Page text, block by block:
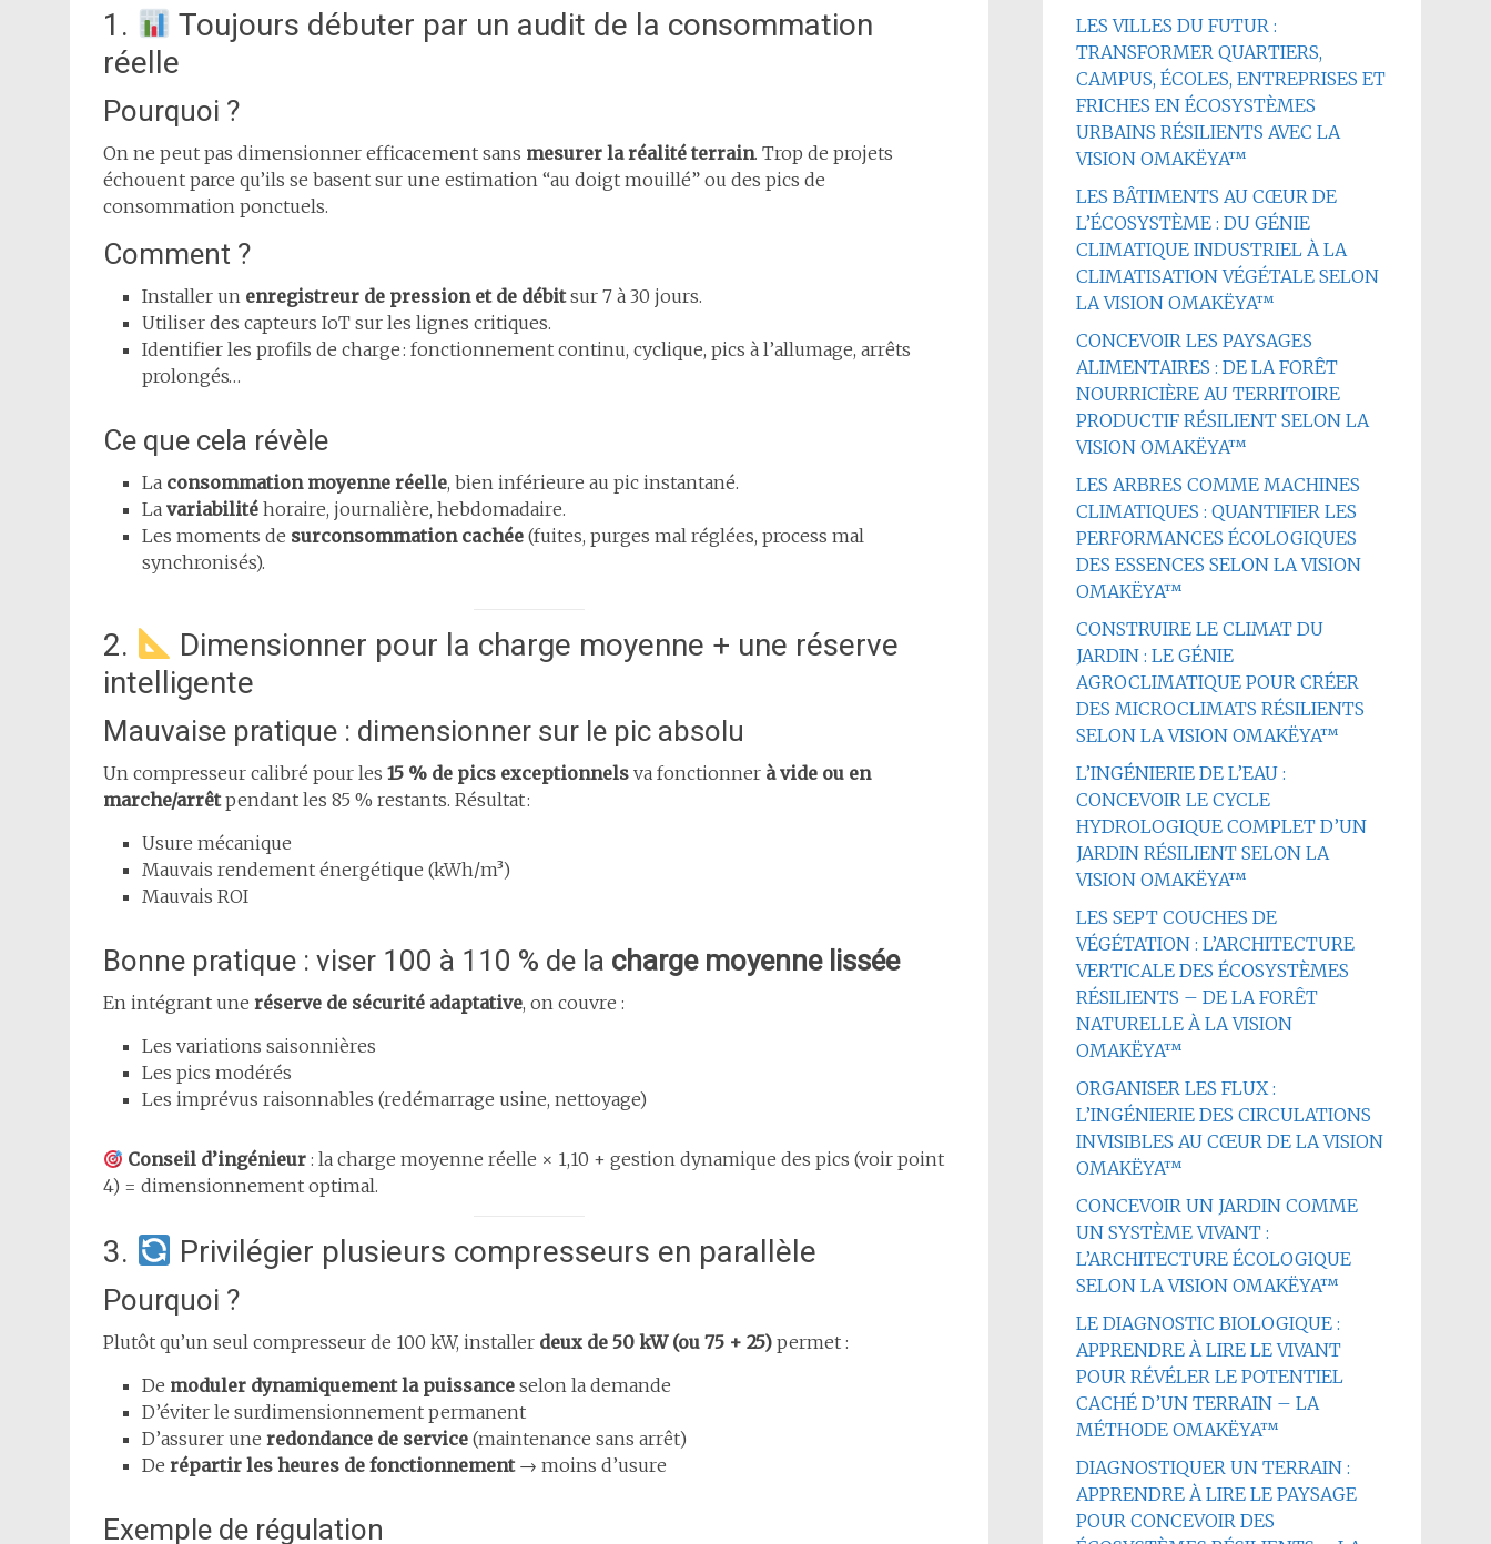
1.
Toujours débuter par un audit de la consommation
réelle
Pourquoi ?
On ne peut pas dimensionner efficacement sans mesurer la réalité terrain. Trop de projets
échouent parce qu’ils se basent sur une estimation “au doigt mouillé” ou des pics de
consommation ponctuels.
Comment ?
Installer un enregistreur de pression et de débitsur 7 à 30 jours.
Utiliser des capteurs IoT sur les lignes critiques.
Identifier les profils de charge : fonctionnement continu, cyclique, pics à l’allumage, arrêts
prolongés…
Ce que cela révèle
La consommation moyenne réelle, bien inférieure au pic instantané.
La variabilité horaire, journalière, hebdomadaire.
Les moments de surconsommation cachée (fuites, purges mal réglées, process mal
synchronisés).
2.
Dimensionner pour la charge moyenne + une réserve
intelligente
Mauvaise pratique : dimensionner sur le pic absolu
Un compresseur calibré pour les 15 % de pics exceptionnels va fonctionner à vide ou en
marche/arrêtpendant les 85 % restants. Résultat :
Usure mécanique
Mauvais rendement énergétique (kWh/m³)
Mauvais ROI
Bonne pratique : viser 100 à 110 % de la charge moyenne lissée
En intégrant une réserve de sécurité adaptative, on couvre :
Les variations saisonnières
Les pics modérés
Les imprévus raisonnables (redémarrage usine, nettoyage)
Conseil d’ingénieur : la charge moyenne réelle × 1,10 + gestion dynamique des pics (voir point
4) = dimensionnement optimal.
3. Privilégier plusieurs compresseurs en parallèle
Pourquoi ?
Plutôt qu’un seul compresseur de 100 kW, installer deux de 50 kW (ou 75 + 25) permet :
De moduler dynamiquement la puissance selon la demande
D’éviter le surdimensionnement permanent
D’assurer une redondance de service (maintenance sans arrêt)
De répartir les heures de fonctionnement→ moins d’usure
Exemple de régulation
LES VILLES DU FUTUR :
TRANSFORMER QUARTIERS,
CAMPUS, ÉCOLES, ENTREPRISES ET
FRICHES EN ÉCOSYSTÈMES
URBAINS RÉSILIENTS AVEC LA
VISION OMAKËYA™
LES BÂTIMENTS AU CŒUR DE
L’ÉCOSYSTÈME : DU GÉNIE
CLIMATIQUE INDUSTRIEL À LA
CLIMATISATION VÉGÉTALE SELON
LA VISION OMAKËYA™
CONCEVOIR LES PAYSAGES
ALIMENTAIRES : DE LA FORÊT
NOURRICIÈRE AU TERRITOIRE
PRODUCTIF RÉSILIENT SELON LA
VISION OMAKËYA™
LES ARBRES COMME MACHINES
CLIMATIQUES : QUANTIFIER LES
PERFORMANCES ÉCOLOGIQUES
DES ESSENCES SELON LA VISION
OMAKËYA™
CONSTRUIRE LE CLIMAT DU
JARDIN : LE GÉNIE
AGROCLIMATIQUE POUR CRÉER
DES MICROCLIMATS RÉSILIENTS
SELON LA VISION OMAKËYA™
L’INGÉNIERIE DE L’EAU :
CONCEVOIR LE CYCLE
HYDROLOGIQUE COMPLET D’UN
JARDIN RÉSILIENT SELON LA
VISION OMAKËYA™
LES SEPT COUCHES DE
VÉGÉTATION : L’ARCHITECTURE
VERTICALE DES ÉCOSYSTÈMES
RÉSILIENTS – DE LA FORÊT
NATURELLE À LA VISION
OMAKËYA™
ORGANISER LES FLUX :
L’INGÉNIERIE DES CIRCULATIONS
INVISIBLES AU CŒUR DE LA VISION
OMAKËYA™
CONCEVOIR UN JARDIN COMME
UN SYSTÈME VIVANT :
L’ARCHITECTURE ÉCOLOGIQUE
SELON LA VISION OMAKËYA™
LE DIAGNOSTIC BIOLOGIQUE :
APPRENDRE À LIRE LE VIVANT
POUR RÉVÉLER LE POTENTIEL
CACHÉ D’UN TERRAIN – LA
MÉTHODE OMAKËYA™
DIAGNOSTIQUER UN TERRAIN :
APPRENDRE À LIRE LE PAYSAGE
POUR CONCEVOIR DES